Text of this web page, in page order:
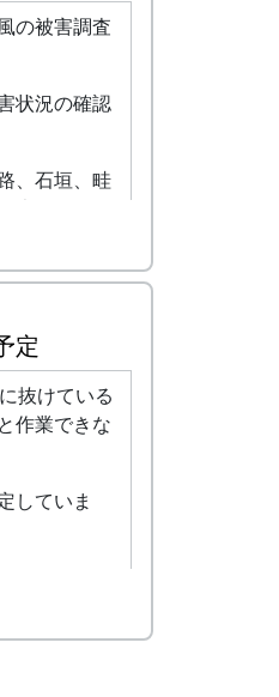
の被害調査
状況の確認
、石垣、畦
大きかっ
土手の崩れ
17箇所ぐら
害や人的被
工したばか
」に泥水が
付けをしま
ったと言
きなかっ
定
抜けている
作業できな
していま
、毎年、